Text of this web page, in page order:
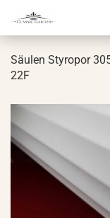
Säu­len Sty­ro­por
22F